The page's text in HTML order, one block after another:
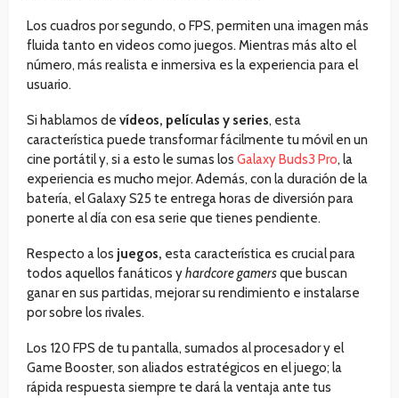
Los cuadros por segundo, o FPS, permiten una imagen más
fluida tanto en videos como juegos. Mientras más alto el
número, más realista e inmersiva es la experiencia para el
usuario.
Si hablamos de vídeos, películas y series, esta
característica puede transformar fácilmente tu móvil en un
cine portátil y, si a esto le sumas los Galaxy Buds3 Pro, la
experiencia es mucho mejor. Además, con la duración de la
batería, el Galaxy S25 te entrega horas de diversión para
ponerte al día con esa serie que tienes pendiente.
Respecto a los juegos, esta característica es crucial para
todos aquellos fanáticos yhardcore gamersque buscan
ganar en sus partidas, mejorar su rendimiento e instalarse
por sobre los rivales.
Los 120 FPS de tu pantalla, sumados al procesador y el
Game Booster, son aliados estratégicos en el juego; la
rápida respuesta siempre te dará la ventaja ante tus